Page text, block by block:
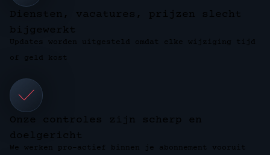
Diensten, vacatures, prijzen slecht
bijgewerkt
Updates worden uitgesteld omdat elke wijziging tijd
of geld kost
Onze controles zijn scherp en
doelgericht
We werken pro-actief binnen je abonnement vooruit